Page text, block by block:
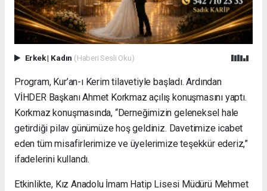
Erkek| Kadın (Haberi Sesli Oku)
Program, Kur’an-ı Kerim tilavetiyle başladı. Ardından
VİHDER Başkanı Ahmet Korkmaz açılış konuşmasını yaptı.
Korkmaz konuşmasında, “Derneğimizin geleneksel hale
getirdiği pilav günümüze hoş geldiniz. Davetimize icabet
eden tüm misafirlerimize ve üyelerimize teşekkür ederiz,”
ifadelerini kullandı.
Etkinlikte, Kız Anadolu İmam Hatip Lisesi Müdürü Mehmet